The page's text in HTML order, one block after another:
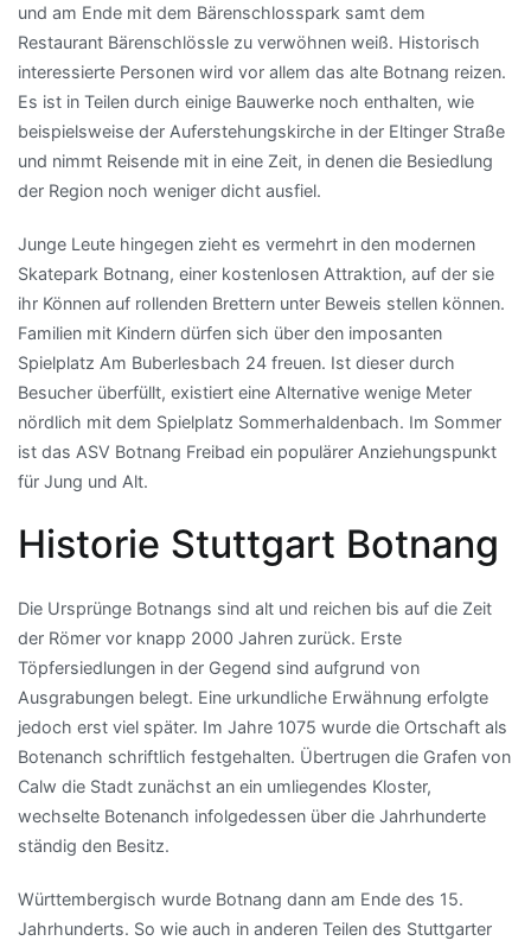
und am Ende mit dem Bärenschlosspark samt dem
Restaurant Bärenschlössle zu verwöhnen weiß. Historisch
interessierte Personen wird vor allem das alte Botnang reizen.
Es ist in Teilen durch einige Bauwerke noch enthalten, wie
beispielsweise der Auferstehungskirche in der Eltinger Straße
und nimmt Reisende mit in eine Zeit, in denen die Besiedlung
der Region noch weniger dicht ausfiel.
Junge Leute hingegen zieht es vermehrt in den modernen
Skatepark Botnang, einer kostenlosen Attraktion, auf der sie
ihr Können auf rollenden Brettern unter Beweis stellen können.
Familien mit Kindern dürfen sich über den imposanten
Spielplatz Am Buberlesbach 24 freuen. Ist dieser durch
Besucher überfüllt, existiert eine Alternative wenige Meter
nördlich mit dem Spielplatz Sommerhaldenbach. Im Sommer
ist das ASV Botnang Freibad ein populärer Anziehungspunkt
für Jung und Alt.
Historie Stuttgart Botnang
Die Ursprünge Botnangs sind alt und reichen bis auf die Zeit
der Römer vor knapp 2000 Jahren zurück. Erste
Töpfersiedlungen in der Gegend sind aufgrund von
Ausgrabungen belegt. Eine urkundliche Erwähnung erfolgte
jedoch erst viel später. Im Jahre 1075 wurde die Ortschaft als
Botenanch schriftlich festgehalten. Übertrugen die Grafen von
Calw die Stadt zunächst an ein umliegendes Kloster,
wechselte Botenanch infolgedessen über die Jahrhunderte
ständig den Besitz.
Württembergisch wurde Botnang dann am Ende des 15.
Jahrhunderts. So wie auch in anderen Teilen des Stuttgarter